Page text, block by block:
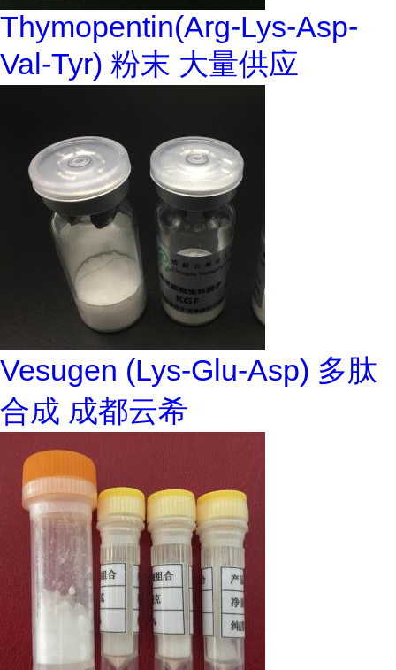
Thymopentin(Arg-Lys-Asp-
Val-Tyr) 粉末 大量供应
Vesugen (Lys-Glu-Asp) 多肽
合成 成都云希